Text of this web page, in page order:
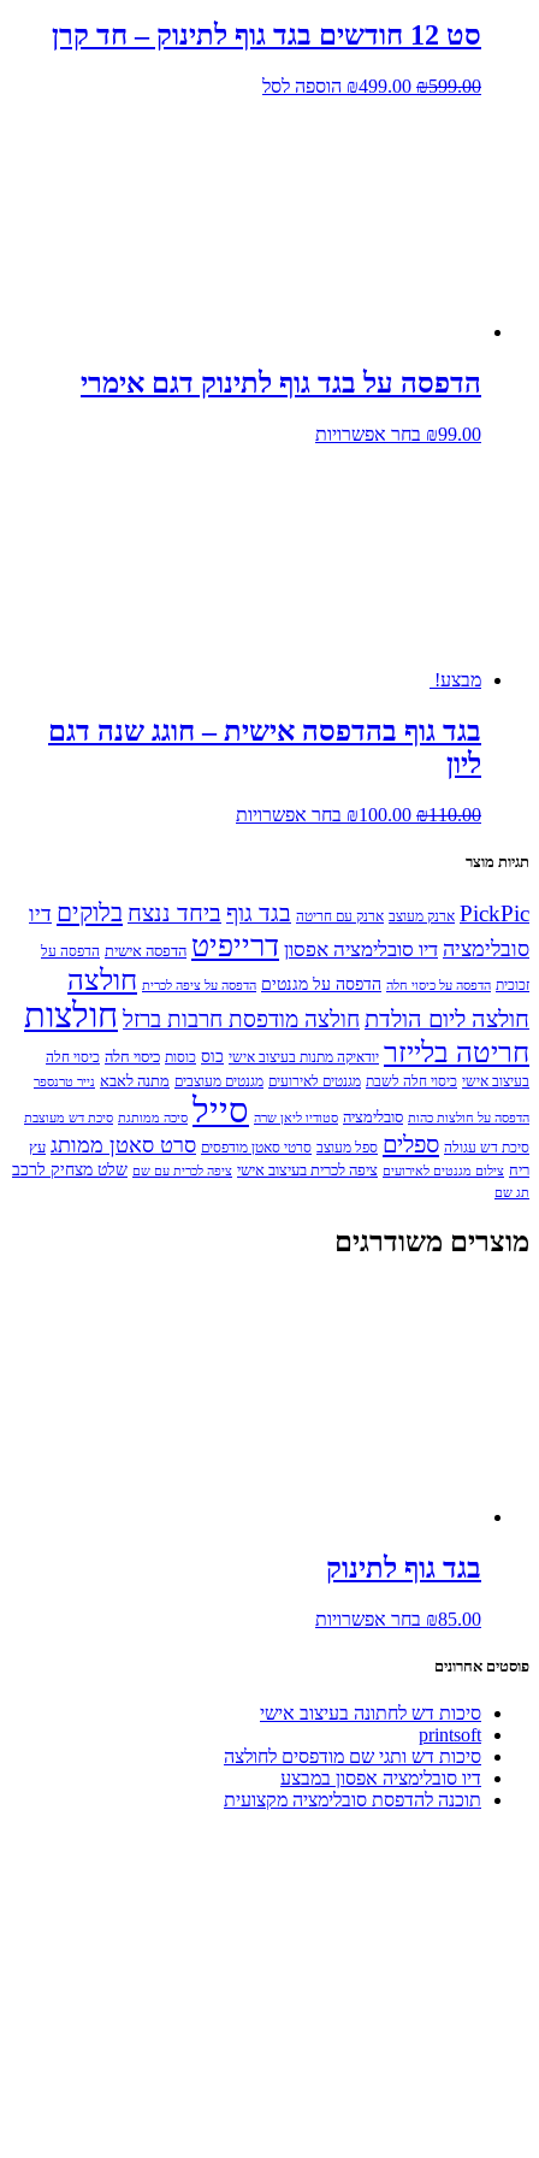
סט 12 חודשים בגד גוף לתינוק – חד קרן
₪599.00
המחיר ₪499.00
המחיר
הוספה לסל
הדפסה על בגד גוף לתינוק דגם אימרי
₪99.00 בחר אפשרויות
מבצע!
בגד גוף בהדפסה אישית – חוגג שנה דגם
ליון
₪110.00
המחיר ₪100.00
המחיר
בחר אפשרויות
ניתן
לבחור
את
האפשרויות
בעמוד
המוצר
תגיות מוצר
PickPic ארנק מעוצב ארנק עם חריטה בגד גוף ביחד ננצח בלוקים דיו
סובלימציה דיו סובלימציה אפסון דרייפיט הדפסה אישית הדפסה על
זכוכית הדפסה על כיסוי חלה הדפסה על מגנטים הדפסה על ציפה לכרית חולצה
חולצה ליום הולדת חולצה מודפסת חרבות ברזל חולצות
חריטה בלייזר יודאיקה מתנות בעיצוב אישי כוס כוסות כיסוי חלה כיסוי חלה
בעיצוב אישי כיסוי חלה לשבת מגנטים לאירועים מגנטים מעוצבים מתנה לאבא נייר טרנספר
הדפסה על חולצות כהות סובלימציה סטודיו ליאן שרה סייל סיכה ממותגת סיכת דש מעוצבת
סיכת דש עגולה ספלים ספל מעוצב סרטי סאטן מודפסים סרט סאטן ממותג עץ
ריח צילום מגנטים לאירועים ציפה לכרית בעיצוב אישי ציפה לכרית עם שם שלט מצחיק לרכב
תג שם
מוצרים משודרגים
בגד גוף לתינוק
₪85.00 בחר אפשרויות
סוגים.
ניתן
לבחור
את
האפשרויות
בעמוד
פוסטים אחרונים
סיכות דש לחתונה בעיצוב אישי
printsoft
סיכות דש ותגי שם מודפסים לחולצה
דיו סובלימציה אפסון במבצע
תוכנה להדפסת סובלימציה מקצועית